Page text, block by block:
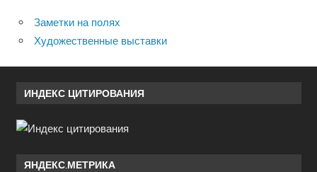
Заметки на полях
Художественные выставки
ИНДЕКС ЦИТИРОВАНИЯ
ЯНДЕКС.МЕТРИКА